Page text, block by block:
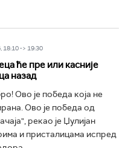
-> 19:30
ће пре или касније
назад
Ово је победа која не
Ово је победа од
рекао је Џулијан
и присталицама испред